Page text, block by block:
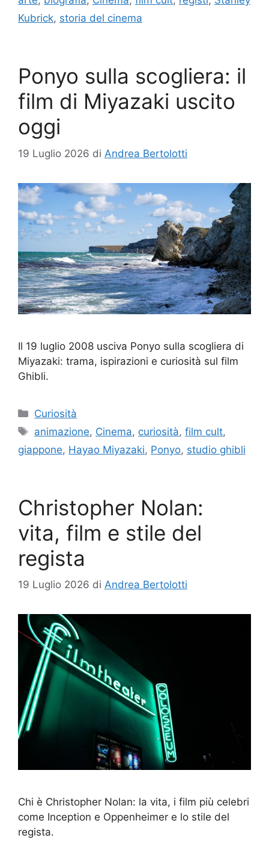
Kubrick, storia del cinema
Ponyo sulla scogliera: il
film di Miyazaki uscito
oggi
19 Luglio 2026 di Andrea Bertolotti
Il 19 luglio 2008 usciva Ponyo sulla scogliera di
Miyazaki: trama, ispirazioni e curiosità sul film
Ghibli.
Categorie
Curiosità
Tag
animazione, Cinema, curiosità,film cult,
giappone, Hayao Miyazaki, Ponyo, studio ghibli
Christopher Nolan:
vita, film e stile del
regista
19 Luglio 2026 di Andrea Bertolotti
Chi è Christopher Nolan: la vita, i film più celebri
come Inception e Oppenheimer e lo stile del
regista.